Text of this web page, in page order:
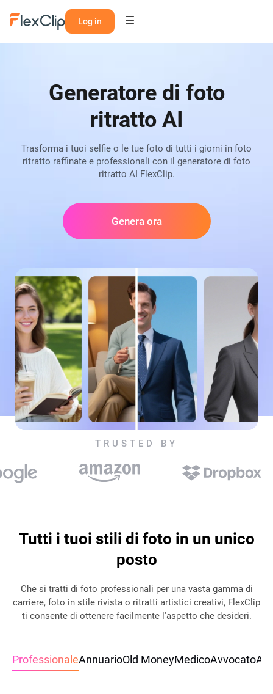
Log in
Generatore di foto
ritratto AI
Trasforma i tuoi selfie o le tue foto di tutti i giorni in foto
ritratto raffinate e professionali con il generatore di foto
ritratto AI FlexClip.
Genera ora
TRUSTED BY
Tutti i tuoi stili di foto in un unico
posto
Che si tratti di foto professionali per una vasta gamma di
carriere, foto in stile rivista o ritratti artistici creativi, FlexClip
ti consente di ottenere facilmente l'aspetto che desideri.
ProfessionaleAnnuarioOld MoneyMedicoAvvocato